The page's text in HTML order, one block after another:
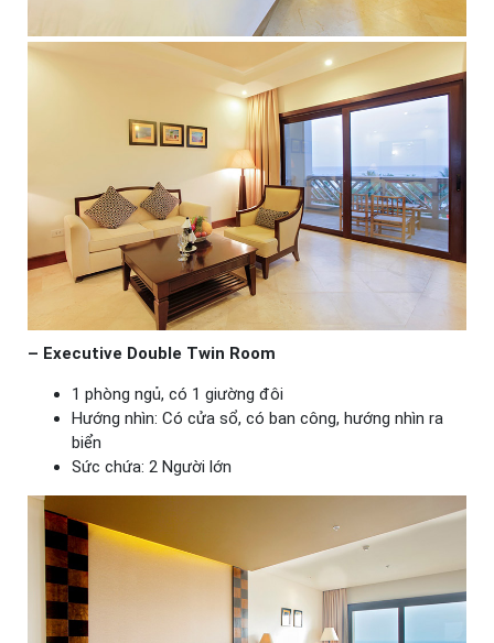
– Executive Double Twin Room
1 phòng ngủ, có 1 giường đôi
Hướng nhìn: Có cửa sổ, có ban công, hướng nhìn ra
biển
Sức chứa: 2 Người lớn